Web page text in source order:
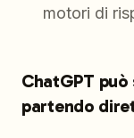
motori di
ChatGPT
partendo